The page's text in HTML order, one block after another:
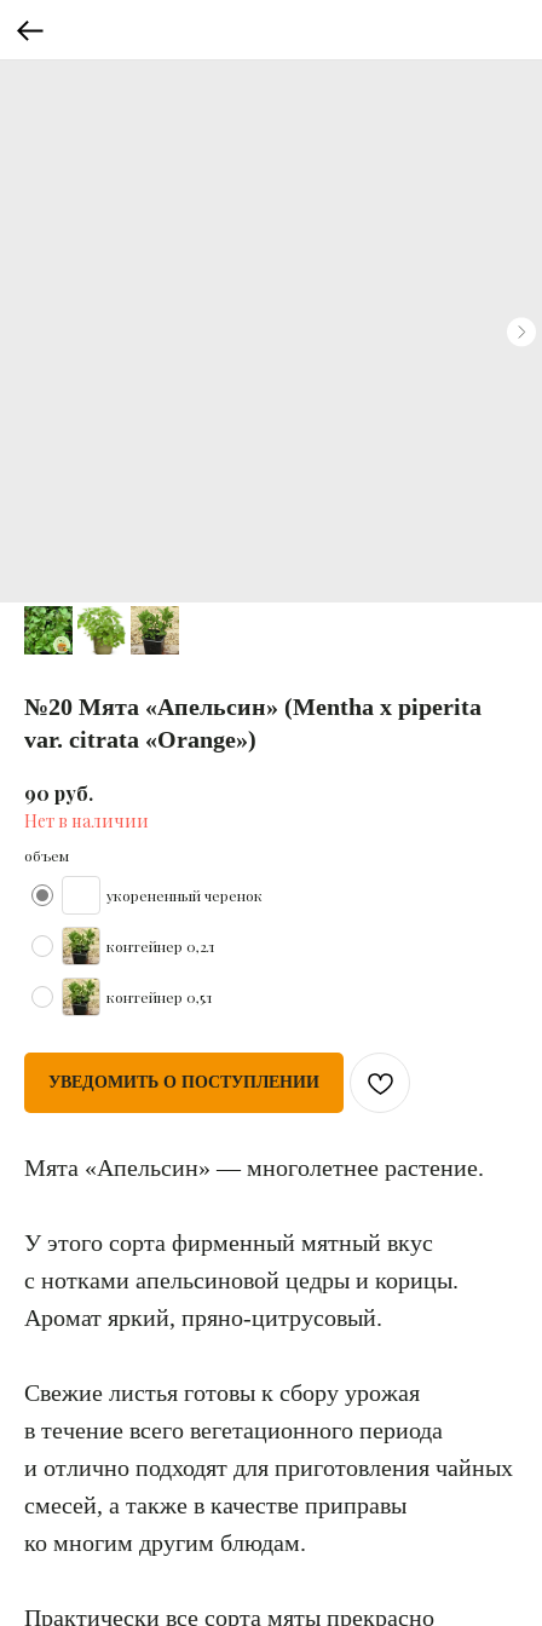
№20 Мята «Апельсин» (Mentha x piperita
var. citrata «Orange»)
90 руб.
Нет в наличии
объем
укорененный черенок
контейнер 0,2л
контейнер 0,5л
УВЕДОМИТЬ О ПОСТУПЛЕНИИ
Мята «Апельсин» — многолетнее растение.
У этого сорта фирменный мятный вкус
с нотками апельсиновой цедры и корицы.
Аромат яркий, пряно-цитрусовый.
Свежие листья готовы к сбору урожая
в течение всего вегетационного периода
и отлично подходят для приготовления чайных
смесей, а также в качестве приправы
ко многим другим блюдам.
Практически все сорта мяты прекрасно